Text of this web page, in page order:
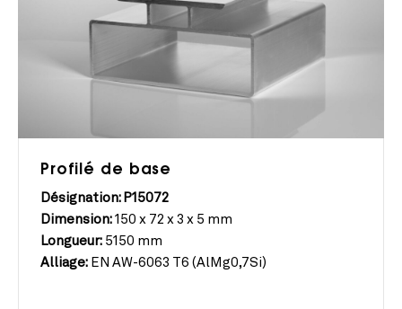
Profilé de base
Désignation: P15072
Dimension: 150 x 72 x 3 x 5 mm
Longueur: 5150 mm
Alliage: EN AW-6063 T6 (AlMg0,7Si)